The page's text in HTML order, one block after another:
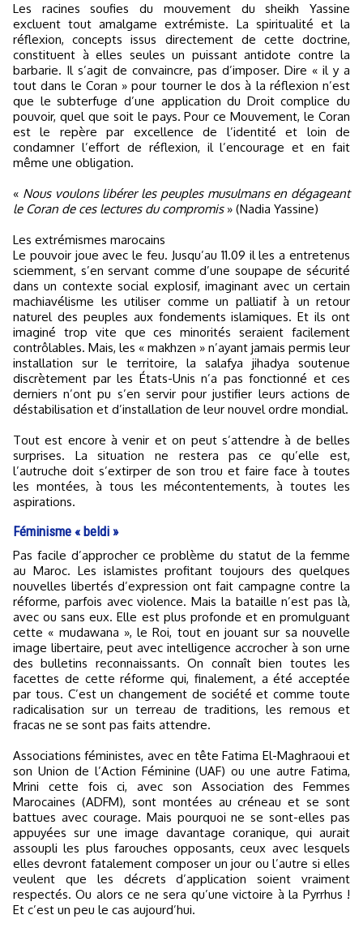
Les racines soufies du mouvement du sheikh Yassine
excluent tout amalgame extrémiste. La spiritualité et la
réflexion, concepts issus directement de cette doctrine,
constituent à elles seules un puissant antidote contre la
barbarie. Il s’agit de convaincre, pas d’imposer. Dire « il y a
tout dans le Coran » pour tourner le dos à la réflexion n’est
que le subterfuge d’une application du Droit complice du
pouvoir, quel que soit le pays. Pour ce Mouvement, le Coran
est le repère par excellence de l’identité et loin de
condamner l’effort de réflexion, il l’encourage et en fait
même une obligation.
« Nous voulons libérer les peuples musulmans en dégageant
le Coran de ces lectures du compromis» (Nadia Yassine)
Les extrémismes marocains
Le pouvoir joue avec le feu. Jusqu’au 11.09 il les a entretenus
sciemment, s’en servant comme d’une soupape de sécurité
dans un contexte social explosif, imaginant avec un certain
machiavélisme les utiliser comme un palliatif à un retour
naturel des peuples aux fondements islamiques. Et ils ont
imaginé trop vite que ces minorités seraient facilement
contrôlables. Mais, les « makhzen » n’ayant jamais permis leur
installation sur le territoire, la salafya jihadya soutenue
discrètement par les États-Unis n’a pas fonctionné et ces
derniers n’ont pu s’en servir pour justifier leurs actions de
déstabilisation et d’installation de leur nouvel ordre mondial.
Tout est encore à venir et on peut s’attendre à de belles
surprises. La situation ne restera pas ce qu’elle est,
l’autruche doit s’extirper de son trou et faire face à toutes
les montées, à tous les mécontentements, à toutes les
aspirations.
Féminisme « beldi »
Pas facile d’approcher ce problème du statut de la femme
au Maroc. Les islamistes profitant toujours des quelques
nouvelles libertés d’expression ont fait campagne contre la
réforme, parfois avec violence. Mais la bataille n’est pas là,
avec ou sans eux. Elle est plus profonde et en promulguant
cette « mudawana », le Roi, tout en jouant sur sa nouvelle
image libertaire, peut avec intelligence accrocher à son urne
des bulletins reconnaissants. On connaît bien toutes les
facettes de cette réforme qui, finalement, a été acceptée
par tous. C’est un changement de société et comme toute
radicalisation sur un terreau de traditions, les remous et
fracas ne se sont pas faits attendre.
Associations féministes, avec en tête Fatima El-Maghraoui et
son Union de l’Action Féminine (UAF) ou une autre Fatima,
Mrini cette fois ci, avec son Association des Femmes
Marocaines (ADFM), sont montées au créneau et se sont
battues avec courage. Mais pourquoi ne se sont-elles pas
appuyées sur une image davantage coranique, qui aurait
assoupli les plus farouches opposants, ceux avec lesquels
elles devront fatalement composer un jour ou l’autre si elles
veulent que les décrets d’application soient vraiment
respectés. Ou alors ce ne sera qu’une victoire à la Pyrrhus !
Et c’est un peu le cas aujourd’hui.